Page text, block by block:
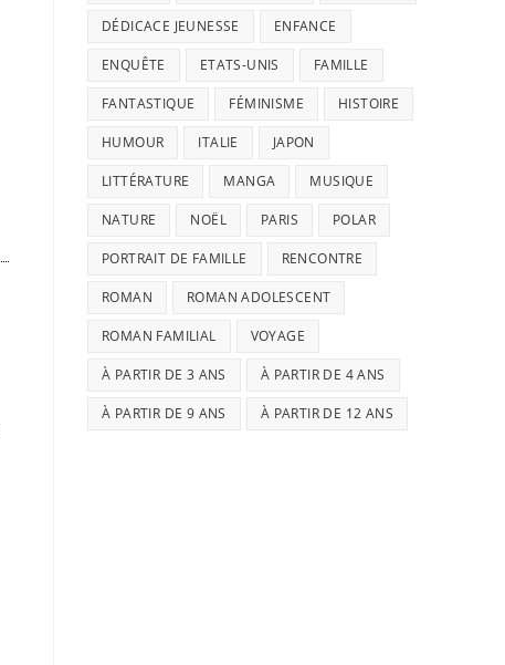
DÉDICACE JEUNESSE ENFANCE
ENQUÊTE ETATS-UNIS FAMILLE
FANTASTIQUE FÉMINISME HISTOIRE
HUMOUR ITALIE JAPON
LITTÉRATURE MANGA MUSIQUE
NATURE NOËL PARIS POLAR
PORTRAIT DE FAMILLE RENCONTRE
ROMAN ROMAN ADOLESCENT
ROMAN FAMILIAL VOYAGE
À PARTIR DE 3 ANS À PARTIR DE 4 ANS
À PARTIR DE 9 ANS À PARTIR DE 12 ANS